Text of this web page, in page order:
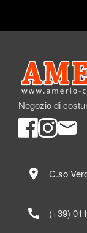
Negozio di
location_on C.so
call (+39)